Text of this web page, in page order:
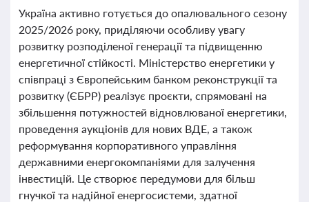
Україна активно готується до опалювального сезону
2025/2026 року, приділяючи особливу увагу
розвитку розподіленої генерації та підвищенню
енергетичної стійкості. Міністерство енергетики у
співпраці з Європейським банком реконструкції та
розвитку (ЄБРР) реалізує проєкти, спрямовані на
збільшення потужностей відновлюваної енергетики,
проведення аукціонів для нових ВДЕ, а також
реформування корпоративного управління
державними енергокомпаніями для залучення
інвестицій. Це створює передумови для більш
гнучкої та надійної енергосистеми, здатної